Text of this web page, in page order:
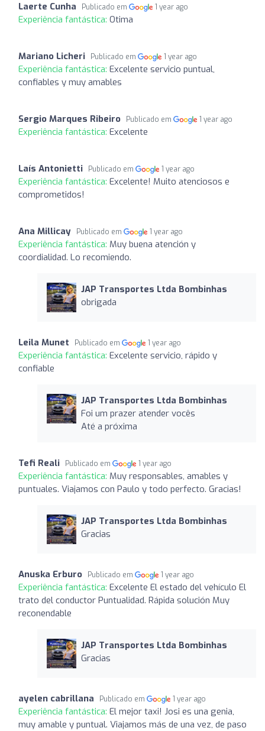
Laerte Cunha Publicado em 1 year ago
Experiência fantástica: Otima
Mariano Licheri Publicado em 1 year ago
Experiência fantástica: Excelente servicio puntual,
confiables y muy amables
Sergio Marques Ribeiro Publicado em 1 year ago
Experiência fantástica: Excelente
Laís Antonietti Publicado em 1 year ago
Experiência fantástica: Excelente! Muito atenciosos e
comprometidos!
Ana Millicay Publicado em 1 year ago
Experiência fantástica: Muy buena atención y
coordialidad. Lo recomiendo.
JAP Transportes Ltda Bombinhas
obrigada
Leila Munet Publicado em 1 year ago
Experiência fantástica: Excelente servicio, rápido y
confiable
JAP Transportes Ltda Bombinhas
Foi um prazer atender vocês
Até a próxima
Tefi Reali Publicado em 1 year ago
Experiência fantástica: Muy responsables, amables y
puntuales. Viajamos con Paulo y todo perfecto. Gracias!
JAP Transportes Ltda Bombinhas
Gracias
Anuska Erburo Publicado em 1 year ago
Experiência fantástica: Excelente El estado del vehículo El
trato del conductor Puntualidad. Rápida solución Muy
reconendable
JAP Transportes Ltda Bombinhas
Gracias
ayelen cabrillana Publicado em 1 year ago
Experiência fantástica: El mejor taxi! Josi es una genia,
muy amable y puntual. Viajamos más de una vez, de paso